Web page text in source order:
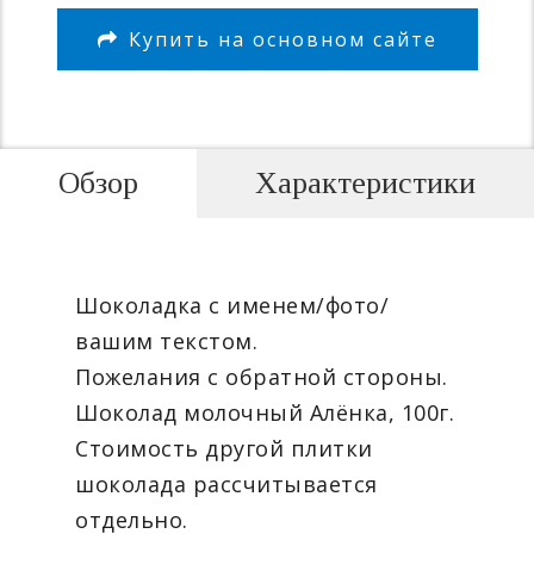
Купить на основном сайте
Обзор
Шоколадка с именем/фото/
вашим текстом.
Пожелания с обратной стороны.
Шоколад молочный Алёнка, 100г.
Стоимость другой плитки
шоколада рассчитывается
отдельно.
Характеристики